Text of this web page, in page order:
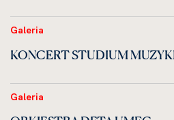
Galeria
KONCERT STUDIUM
Galeria